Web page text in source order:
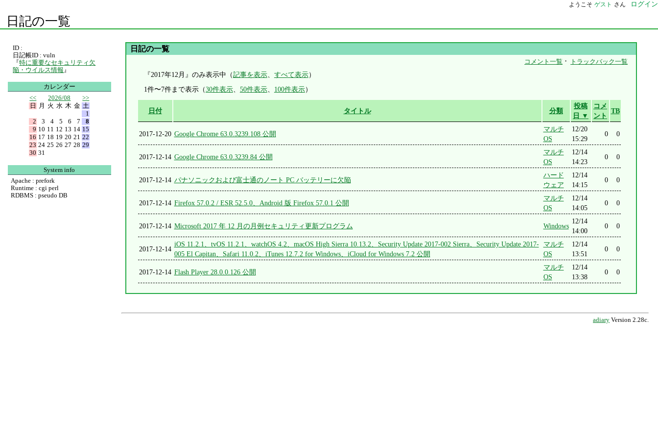
ようこそ ゲスト さん ログイン
日記の一覧
日記の一覧
コメント一覧 ・ トラックバック一覧
『2017年12月』のみ表示中（記事を表示、 すべて表示）
1件〜7件まで表示（30件表示、 50件表示、 100件表示）
日付 タイトル 分類
投稿
日 ▼
コメ
ント
TB
2017-12-20 Google Chrome 63.0.3239.108 公開
マルチ
OS
12/20
15:29
0 0
2017-12-14 Google Chrome 63.0.3239.84 公開
マルチ
OS
12/14
14:23
0 0
2017-12-14 パナソニックおよび富士通のノート PC バッテリーに欠陥
ハード
ウェア
12/14
14:15
0 0
2017-12-14 Firefox 57.0.2 / ESR 52.5.0、Android 版 Firefox 57.0.1 公開
マルチ
OS
12/14
14:05
0 0
2017-12-14 Microsoft 2017 年 12 月の月例セキュリティ更新プログラム Windows
12/14
14:00
0 0
2017-12-14
iOS 11.2.1、tvOS 11.2.1、watchOS 4.2、macOS High Sierra 10.13.2、Security Update 2017-002 Sierra、Security Update 2017-
005 El Capitan、Safari 11.0.2、iTunes 12.7.2 for Windows、iCloud for Windows 7.2 公開
マルチ
OS
12/14
13:51
0 0
2017-12-14 Flash Player 28.0.0.126 公開
マルチ
OS
12/14
13:38
0 0
adiary Version 2.28c.
ID :
日記帳ID : vuln
『特に重要なセキュリティ欠
陥・ウイルス情報 』
カレンダー
<<
2026/08
>>
日
月 火 水 木 金 土
1
2
3 4 5 6 7
8
9 10 11 12 13 14 15
16 17 18 19 20 21 22
23 24 25 26 27 28 29
30 31
System info
Apache : prefork
Runtime : cgi perl
RDBMS : pseudo DB